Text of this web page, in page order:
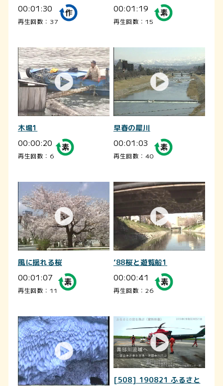
00:01:30
再生回数：37
00:01:19
再生回数：15
木場1
00:00:20
再生回数：6
早春の犀川
00:01:03
再生回数：40
風に揺れる桜
00:01:07
再生回数：11
’88桜と遊覧船1
00:00:41
再生回数：26
[508] 190821 ふるさと